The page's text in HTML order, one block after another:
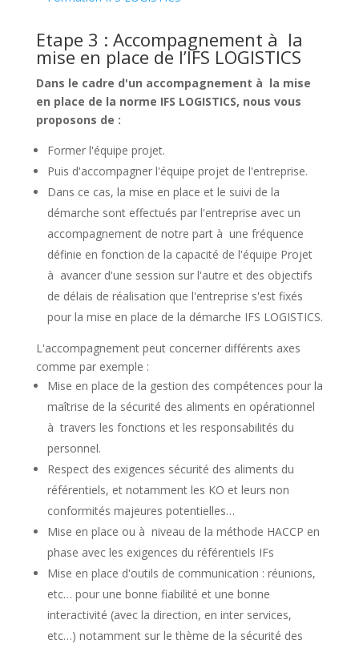
Etape 3 : Accompagnement à la
mise en place de l’IFS LOGISTICS
Dans le cadre d'un accompagnement à la mise
en place de la norme IFS LOGISTICS, nous vous
proposons de :
Former l'équipe projet.
Puis d'accompagner l'équipe projet de l'entreprise.
Dans ce cas, la mise en place et le suivi de la
démarche sont effectués par l'entreprise avec un
accompagnement de notre part à une fréquence
définie en fonction de la capacité de l'équipe Projet
à avancer d'une session sur l'autre et des objectifs
de délais de réalisation que l'entreprise s'est fixés
pour la mise en place de la démarche IFS LOGISTICS.
L'accompagnement peut concerner différents axes
comme par exemple :
Mise en place de la gestion des compétences pour la
maîtrise de la sécurité des aliments en opérationnel
à travers les fonctions et les responsabilités du
personnel.
Respect des exigences sécurité des aliments du
référentiels, et notamment les KO et leurs non
conformités majeures potentielles…
Mise en place ou à niveau de la méthode HACCP en
phase avec les exigences du référentiels IFs
Mise en place d'outils de communication : réunions,
etc… pour une bonne fiabilité et une bonne
interactivité (avec la direction, en inter services,
etc…) notamment sur le thème de la sécurité des